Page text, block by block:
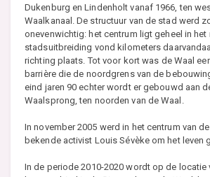
Dukenburg en Lindenholt vanaf 1966, ten
Waalkanaal. De structuur van de stad werd
onevenwichtig: het centrum ligt geheel in het
stadsuitbreiding vond kilometers
richting plaats. Tot voor kort was de Waal
barrière die de noordgrens van de
eind jaren 90 echter wordt er gebouwd aan
Waalsprong, ten noorden van de Waal.
In november 2005 werd in het centrum van
bekende activist Louis Sévèke om het leven
In de periode 2010-2020 wordt op de locatie